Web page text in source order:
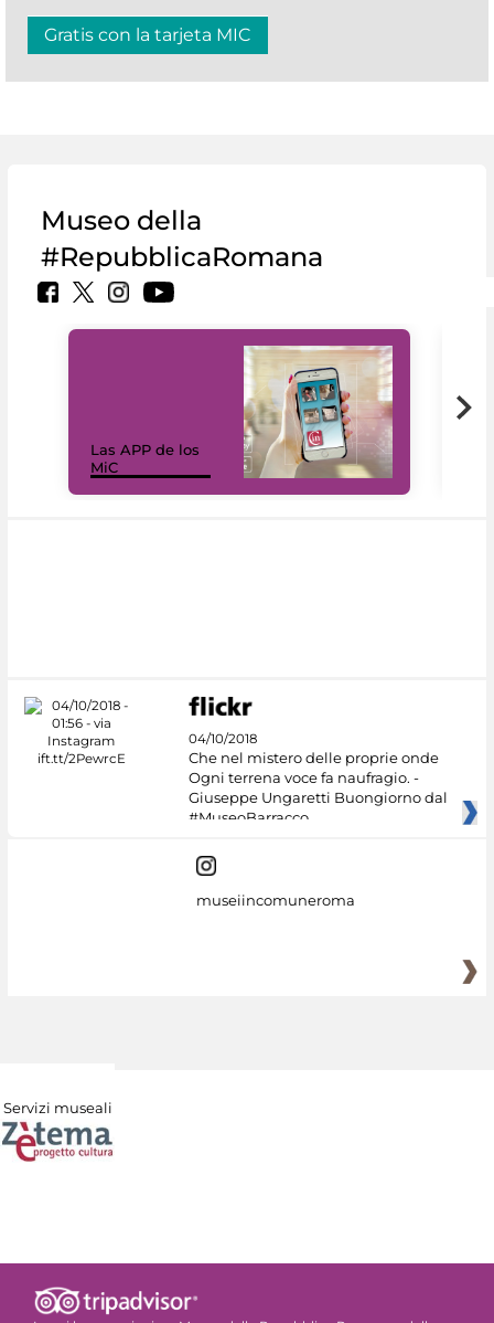
Gratis con la tarjeta MIC
Museo della
#RepubblicaRomana
Las APP de los
MiC
04/10/2018
Che nel mistero delle proprie onde
Ogni terrena voce fa naufragio. -
Giuseppe Ungaretti Buongiorno dal
#MuseoBarracco
museiincomuneroma
Servizi museali